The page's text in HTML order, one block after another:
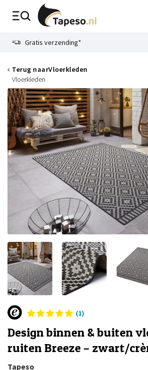
Gratis verzending*
Terug naarVloerkleden
Vloerkleden
(1)
Design binnen & buiten
ruiten Breeze – zwart/
Tapeso